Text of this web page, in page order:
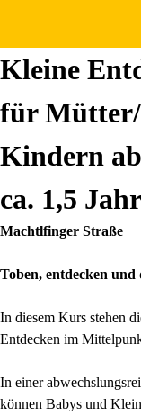
Kleine
für
Kindern
ca. 1,5
Machtlfinger Straße
Toben, entdecken und
In diesem Kurs stehen
Entdecken im
In einer
können Babys und